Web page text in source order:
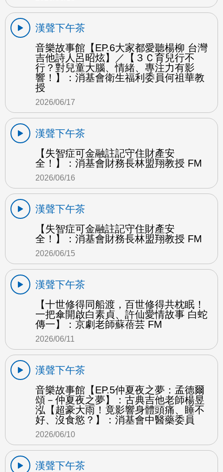
漢聲下午茶
音樂故事館【EP.6大家都愛聽楊柳 台灣
吉他詩人呂昭炫】／【３Ｃ育兒行不
行？對兒童大腦、情緒、專注力有影
響！】：消基會衛生福利委員何祖華教
授
2026/06/17
漢聲下午茶
【失智症可金融註記守住財產安
全！】：消基會財務長林盟翔教授 FM
2026/06/16
漢聲下午茶
【失智症可金融註記守住財產安
全！】：消基會財務長林盟翔教授 FM
2026/06/15
漢聲下午茶
【十世修得同船渡，百世修得共枕眠！
一把傘開啟白素貞、許仙愛情故事 白蛇
傳一】：京劇老師蘇蓓芸 FM
2026/06/11
漢聲下午茶
音樂故事館【EP.5仲夏夜之夢：孟德爾
頌－仲夏夜之夢】：古典吉他老師楊昱
泓【超豪大雨！竟影響身體頭痛、睡不
好、沒食慾？】：消基會中醫藥委員
2026/06/10
漢聲下午茶